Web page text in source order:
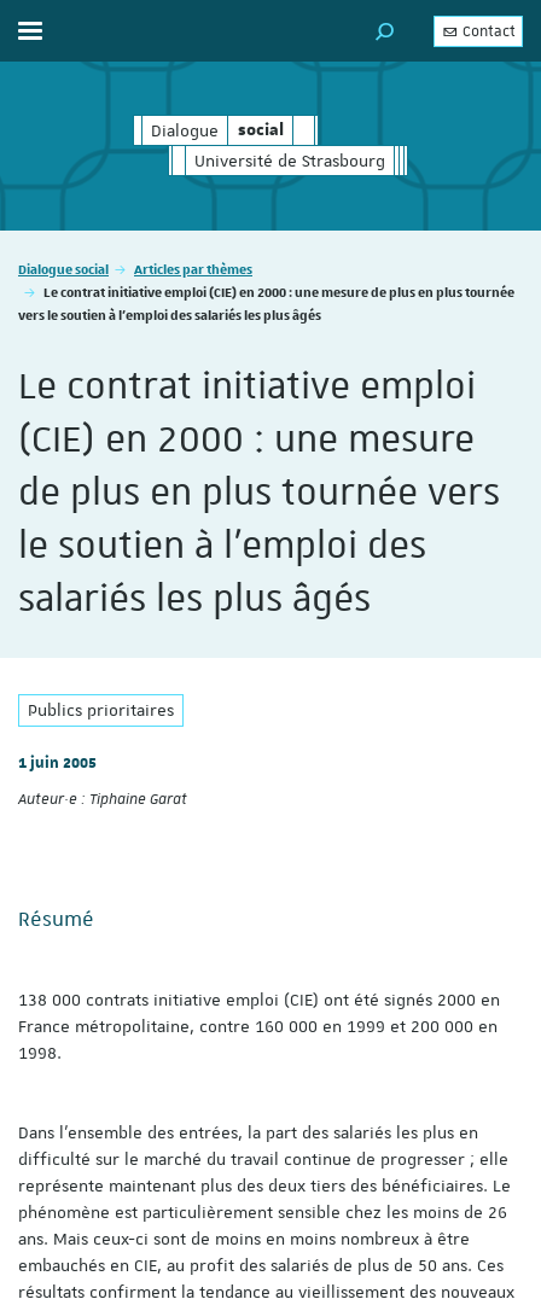
Dialogue social
social
Université de Strasbourg
Afficher / masquer le menu MOTEUR DE
Contact
Vous êtes ici :
Dialogue social
Articles par thèmes
Le contrat initiative emploi (CIE) en 2000 : une mesure de plus en plus tournée
vers le soutien à l'emploi des salariés les plus âgés
Le contrat initiative emploi
(CIE) en 2000 : une mesure
de plus en plus tournée vers
le soutien à l'emploi des
salariés les plus âgés
Publics prioritaires
1 juin 2005
Auteur·e : Tiphaine Garat
Résumé
138 000 contrats initiative emploi (CIE) ont été signés 2000 en
France métropolitaine, contre 160 000 en 1999 et 200 000 en
1998.
Dans l’ensemble des entrées, la part des salariés les plus en
difficulté sur le marché du travail continue de progresser ; elle
représente maintenant plus des deux tiers des bénéficiaires. Le
phénomène est particulièrement sensible chez les moins de 26
ans. Mais ceux-ci sont de moins en moins nombreux à être
embauchés en CIE, au profit des salariés de plus de 50 ans. Ces
résultats confirment la tendance au vieillissement des nouveaux